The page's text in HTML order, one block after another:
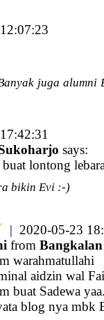
juga alumni
says:
lontong
bikin Evi :-)
| 2020-05-23
from
warahmatullahi
aidzin wal
buat Sadewa
blog nya mbk